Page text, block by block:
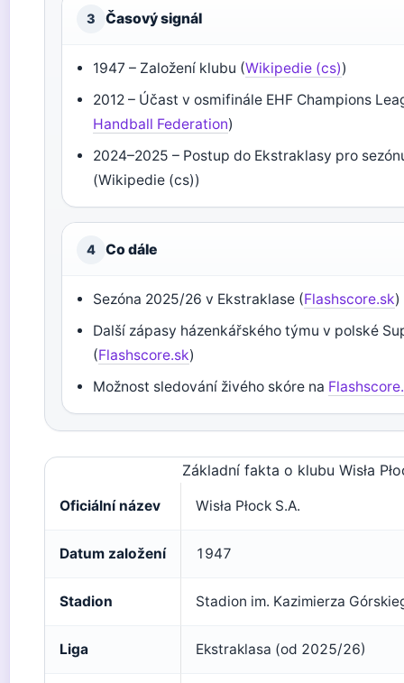
3 Časový signál
1947 – Založení klubu (Wikipedie (cs))
2012 – Účast v osmifinále EHF Champions
Handball Federation)
2024–2025 – Postup do Ekstraklasy pro
(Wikipedie (cs))
4 Co dále
Sezóna 2025/26 v Ekstraklase (Flashscore.sk)
Další zápasy házenkářského týmu v polské
(Flashscore.sk)
Možnost sledování živého skóre na
Základní fakta o klubu Wisła
Oficiální název Wisła Płock S.A.
Datum založení 1947
Stadion Stadion im. Kazimierza
Liga Ekstraklasa (od 2025/26)